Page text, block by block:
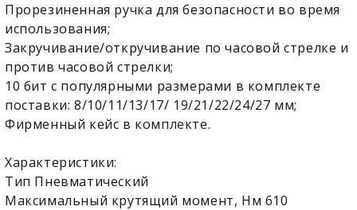
Прорезиненная ручка для безопасности во время
использования;
Закручивание/откручивание по часовой стрелке и
против часовой стрелки;
10 бит с популярными размерами в комплекте
поставки: 8/10/11/13/17/ 19/21/22/24/27 мм;
Фирменный кейс в комплекте.
Характеристики:
Тип Пневматический
Максимальный крутящий момент, Нм 610